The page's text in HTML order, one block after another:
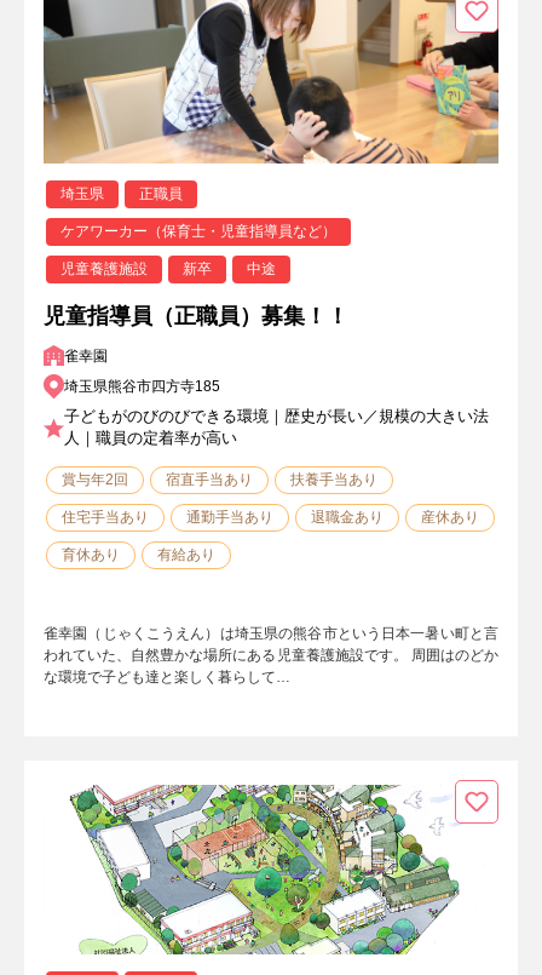
埼玉県 正職員
ケアワーカー（保育士・児童指導員など）
児童養護施設 新卒 中途
児童指導員（正職員）募集！！
雀幸園
埼玉県熊谷市四方寺185
子どもがのびのびできる環境｜歴史が長い／規模の大きい法
人｜職員の定着率が高い
賞与年2回 宿直手当あり 扶養手当あり
住宅手当あり 通勤手当あり 退職金あり 産休あり
育休あり 有給あり
雀幸園（じゃくこうえん）は埼玉県の熊谷市という日本一暑い町と言
われていた、自然豊かな場所にある児童養護施設です。 周囲はのどか
な環境で子ども達と楽しく暮らして…